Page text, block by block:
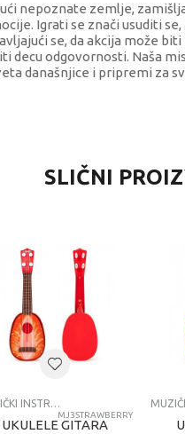
nepoznate zemlje,
Igrati se znači usuditi se,
se, da akcija može biti
decu odgovornosti. Naša
današnjice i pripremi za
instrumenti
INSTRUMENTI
SLIČNI
MUZIČKI INSTRUMENTI
MJ3STRAWBERRY
UKULELE GITARA